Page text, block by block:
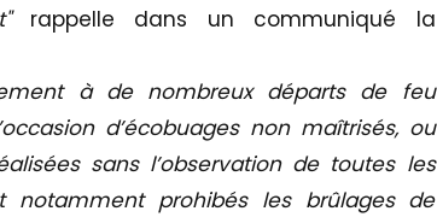
rappelle dans un communiqué la
à de nombreux départs de feu
d’écobuages non maîtrisés, ou
sans l’observation de toutes les
notamment prohibés les brûlages de